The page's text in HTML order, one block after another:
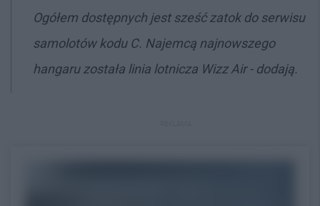
Ogółem dostępnych jest sześć zatok do serwisu
samolotów kodu C. Najemcą najnowszego
hangaru została linia lotnicza Wizz Air - dodają.